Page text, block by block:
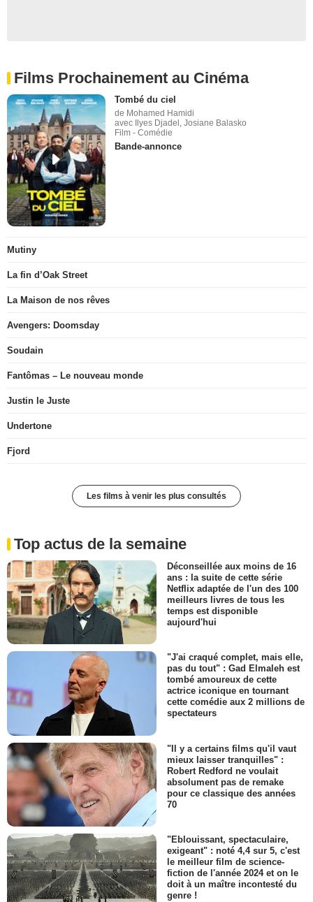
Films Prochainement au Cinéma
Tombé du ciel
de Mohamed Hamidi
avec Ilyes Djadel, Josiane Balasko
Film - Comédie
Bande-annonce
Mutiny
La fin d’Oak Street
La Maison de nos rêves
Avengers: Doomsday
Soudain
Fantômas – Le nouveau monde
Justin le Juste
Undertone
Fjord
Les films à venir les plus consultés
Top actus de la semaine
Déconseillée aux moins de 16
ans : la suite de cette série
Netflix adaptée de l'un des 100
meilleurs livres de tous les
temps est disponible
aujourd'hui
"J'ai craqué complet, mais elle,
pas du tout" : Gad Elmaleh est
tombé amoureux de cette
actrice iconique en tournant
cette comédie aux 2 millions de
spectateurs
"Il y a certains films qu'il vaut
mieux laisser tranquilles" :
Robert Redford ne voulait
absolument pas de remake
pour ce classique des années
70
"Eblouissant, spectaculaire,
exigeant" : noté 4,4 sur 5, c'est
le meilleur film de science-
fiction de l'année 2024 et on le
doit à un maître incontesté du
genre !